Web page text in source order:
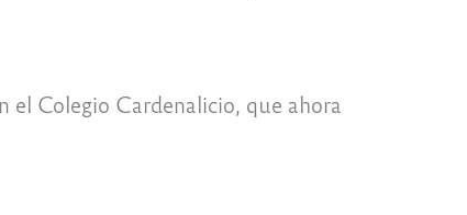
el Colegio Cardenalicio, que ahora